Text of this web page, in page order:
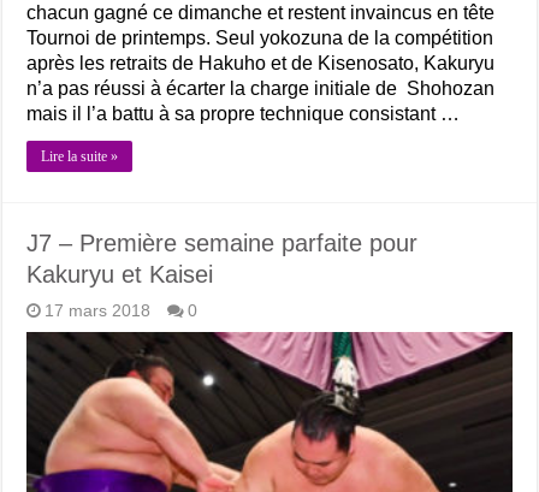
chacun gagné ce dimanche et restent invaincus en tête
Tournoi de printemps. Seul yokozuna de la compétition
après les retraits de Hakuho et de Kisenosato, Kakuryu
n’a pas réussi à écarter la charge initiale de Shohozan
mais il l’a battu à sa propre technique consistant …
Lire la suite »
J7 – Première semaine parfaite pour
Kakuryu et Kaisei
17 mars 2018 0